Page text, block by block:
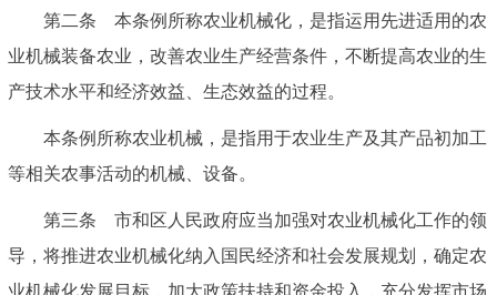
第二条 本条例所称农业机械化，是指运用先进适用的农
业机械装备农业，改善农业生产经营条件，不断提高农业的生
产技术水平和经济效益、生态效益的过程。
本条例所称农业机械，是指用于农业生产及其产品初加工
等相关农事活动的机械、设备。
第三条 市和区人民政府应当加强对农业机械化工作的领
导，将推进农业机械化纳入国民经济和社会发展规划，确定农
业机械化发展目标，加大政策扶持和资金投入，充分发挥市场